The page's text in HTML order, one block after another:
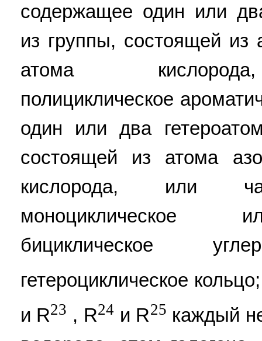
содержащее один или
из группы, состоящей
атома кислорода,
полициклическое
один или два
состоящей из атома
кислорода, или
моноциклическое
бициклическое
гетероциклическое
и R23 , R24 и R25 каждый